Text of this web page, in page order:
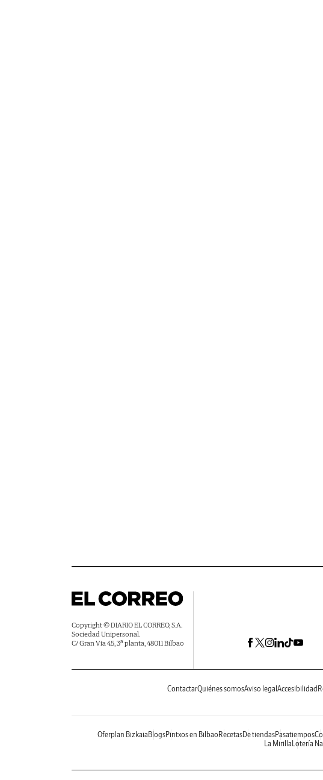
Copyright © DIARIO EL CORREO, S.A.
Sociedad Unipersonal.
C/ Gran Vía 45, 3ª planta, 48011 Bilbao
ContactarQuiénes somosAviso legal Accesibilidad
Oferplan Bizkaia BlogsPintxos en Bilbao RecetasDe tiendasPasatiempos
La Mirilla Lotería